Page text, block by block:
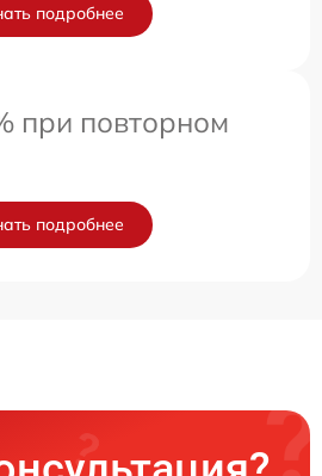
подробнее
при повторном
подробнее